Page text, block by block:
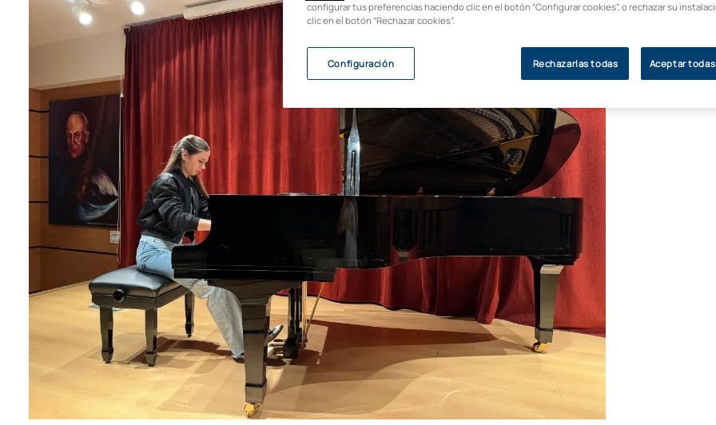
configurar tus preferencias haciendo clic en el botón “Configurar cookies”, o rechazar su
clic en el botón “Rechazar cookies”.
Rechazarlas todas Aceptar
Configuración